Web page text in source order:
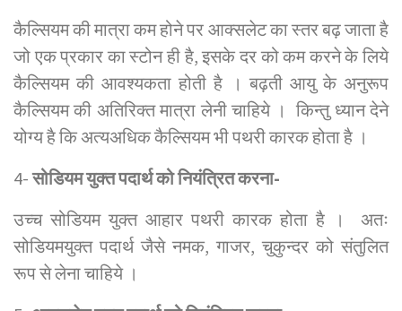
कैल्सियम की मात्रा कम होने पर आक्सलेट का स्तर बढ़ जाता है
जो एक प्रकार का स्टोन ही है, इसके दर को कम करने के लिये
कैल्सियम की आवश्यकता होती है । बढ़ती आयु के अनुरूप
कैल्सियम की अतिरिक्त मात्रा लेनी चाहिये । किन्तु ध्यान देने
योग्य है कि अत्यअधिक कैल्सियम भी पथरी कारक होता है ।
4-सोडियम युक्त पदार्थ को नियंत्रित करना-
उच्च सोडियम युक्त आहार पथरी कारक होता है । अतः
सोडियमयुक्त पदार्थ जैसे नमक, गाजर, चुकुन्दर को संतुलित
रूप से लेना चाहिये ।